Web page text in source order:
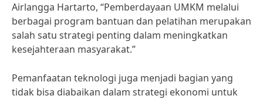
Airlangga Hartarto, “Pemberdayaan UMKM melalui
berbagai program bantuan dan pelatihan merupakan
salah satu strategi penting dalam meningkatkan
kesejahteraan masyarakat.”
Pemanfaatan teknologi juga menjadi bagian yang
tidak bisa diabaikan dalam strategi ekonomi untuk